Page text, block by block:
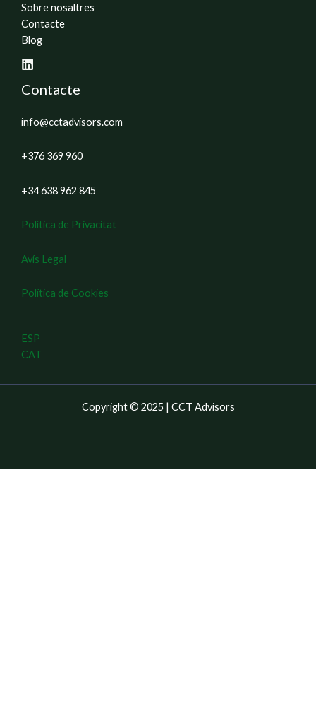
Sobre nosaltres
Contacte
Blog
Contacte
info@cctadvisors.com
+376 369 960
+34 638 962 845
Política de Privacitat
Avís Legal
Política de Cookies
ESP
CAT
Copyright © 2025 | CCT Advisors